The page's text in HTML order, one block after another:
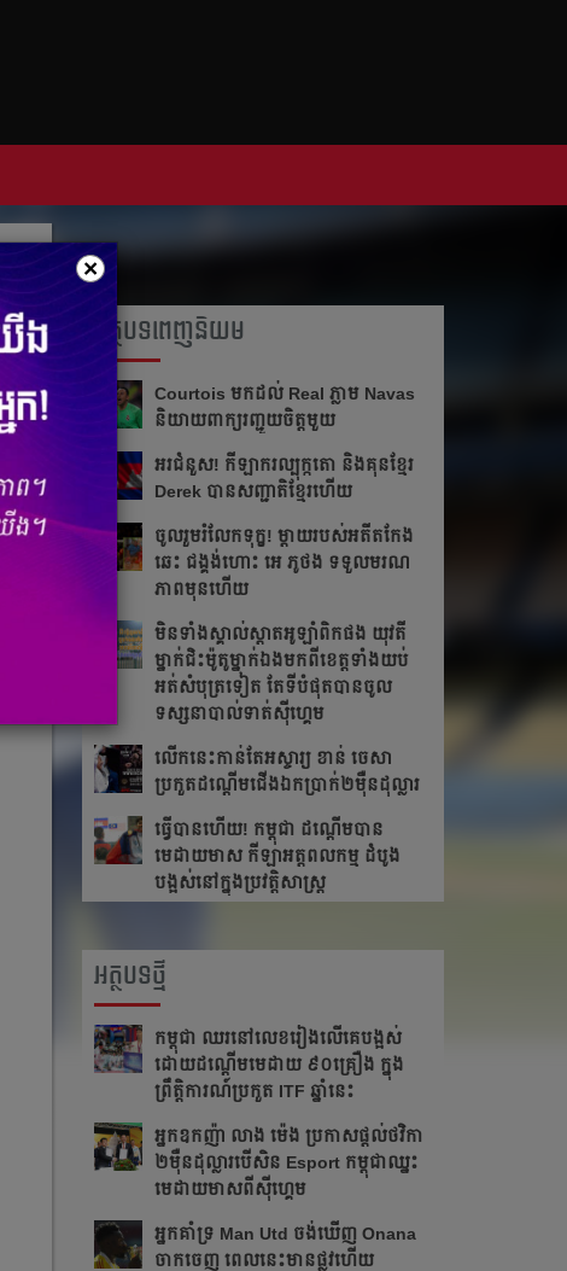
អត្ថបទពេញនិយម
Courtois មក​ដល់​ Real ភ្លាម​​ Navas
និយាយ​ពាក្យ​រញ្ជួយ​ចិត្ត​មួយ​
អរ​ជំនួស!​ កីឡាករ​ល្បុក្កតោ​ និង​គុន​ខ្មែរ​
Derek​ បាន​សញ្ជាតិ​ខ្មែរ​ហើយ​
ចូលរួម​រំលែក​ទុក្ខ​! ម្ដាយ​របស់​អតីត​កែង​
ឆេះ​ ជង្គង់​ហោះ​ អេ​ ភូថង​ ទទួល​មរណ
ភាព​មុន​ហើយ
មិនទាំងស្គាល់ស្តាតអូឡាំពិកផង យុវតី
ម្នាក់ជិះម៉ូតូម្នាក់ឯងមកពីខេត្ត​ទាំង​យប់
អត់សំបុត្រទៀត តែ​ទី​បំផុត​បាន​ចូល​
ទស្សនា​បាល់ទាត់ស៊ីហ្គេម
លើក​នេះ​កាន់​តែ​អស្ចារ្យ ខាន់ ចេសា
ប្រកួត​ដណ្តើម​ជើង​ឯកប្រាក់២ម៉ឺនដុល្លារ​
ធ្វើបានហើយ! កម្ពុជា ដណ្តើមបាន
មេដាយមាស កីឡាអត្តពលកម្ម ដំបូង
បង្អស់នៅក្នុងប្រវត្តិសាស្រ្ត
អត្ថបទថ្មី
កម្ពុជា​ ឈរនៅលេខរៀងលើគេបង្អស់​
ដោយដណ្ដើមមេដាយ​ ៩០គ្រឿង ក្នុង
ព្រឹត្ដិការណ៍ប្រកួត ITF​ ឆ្នាំនេះ
អ្នក​ឧកញ៉ា លាង ម៉េង ​ប្រកាស​ផ្ដល់​ថវិកា​
២​ម៉ឺន​ដុល្លារ​បើ​សិន​​ Esport កម្ពុជា​​ឈ្នះ​​
មេដាយ​មាស​ពី​ស៊ីហ្គេម​
អ្នក​គាំទ្រ Man Utd ចង់​ឃើញ Onana
ចាកចេញ​ ពេលនេះ​មាន​ផ្លូវ​ហើយ​​
×